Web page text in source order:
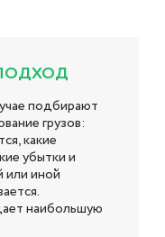
подбирают
грузов:
какие
убытки и
или иной
наибольшую